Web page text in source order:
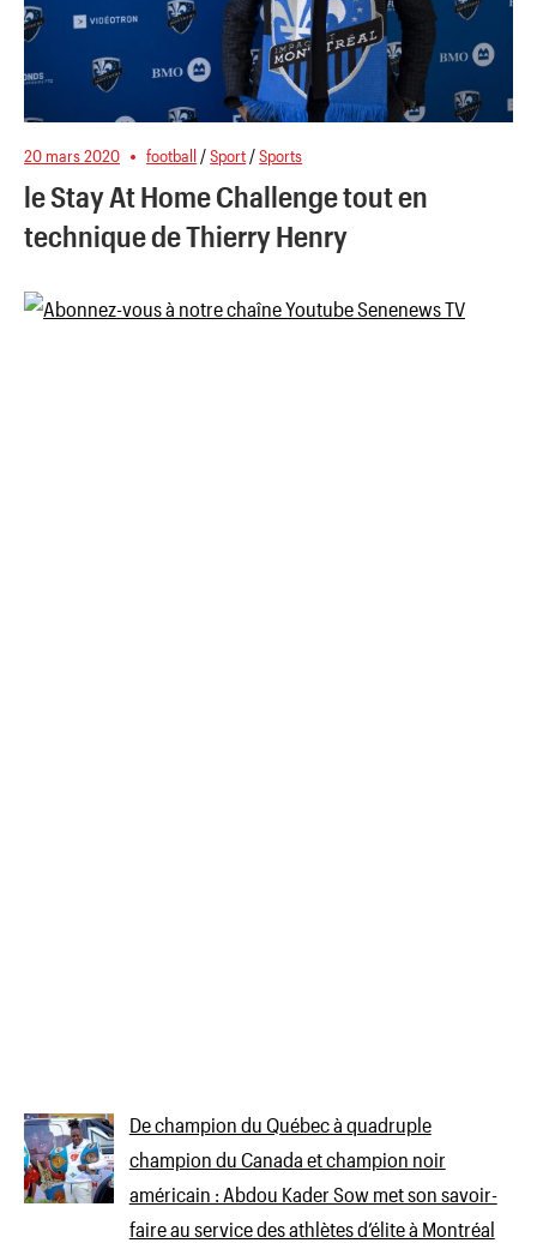
20 mars 2020 football /Sport /Sports
le Stay At Home Challenge tout en
technique de Thierry Henry
De champion du Québec à quadruple
champion du Canada et champion noir
américain : Abdou Kader Sow met son savoir-
faire au service des athlètes d’élite à Montréal